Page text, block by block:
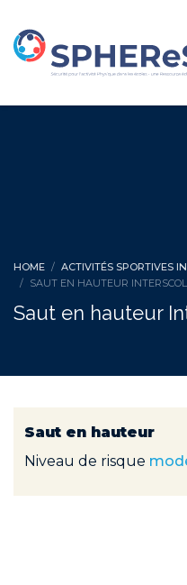
HOME
ACTIVITÉS SPORTIVES
SAUT EN HAUTEUR
Saut en hauteur
Saut en hauteur
Niveau de risque